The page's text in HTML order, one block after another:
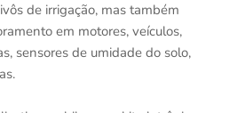
de irrigação, mas também
em motores, veículos,
sensores de umidade do solo,